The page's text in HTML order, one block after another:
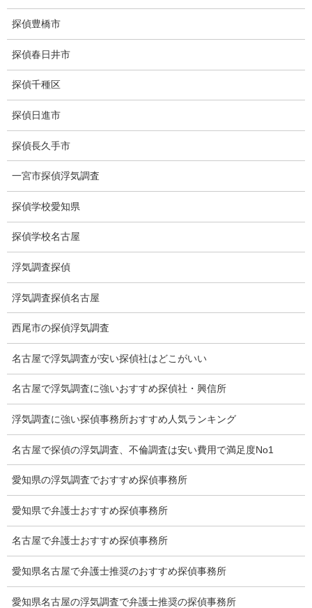
痴漢防止対策調査
下着窃盗犯防止対策調査
猫犬の捜索
所在調査
身元調査
人探し
浮気調査特別プラン
ストーカー関連調査料金
所在調査 家出調査料金
猫の捜索調査料金
報告書サンプル
調査事例
お礼の言葉
Q&A
浮気証拠は何回必要か？
浮気調査時間
調査料金のご質問
調査員の人数（浮気調査）
探偵豊橋市
探偵春日井市
探偵千種区
探偵日進市
探偵長久手市
一宮市探偵浮気調査
探偵学校愛知県
探偵学校名古屋
浮気調査探偵
浮気調査探偵名古屋
西尾市の探偵浮気調査
名古屋で浮気調査が安い探偵社はどこがいい
名古屋で浮気調査に強いおすすめ探偵社・興信所
浮気調査に強い探偵事務所おすすめ人気ランキング
名古屋で探偵の浮気調査、不倫調査は安い費用で満足度No1
愛知県の浮気調査でおすすめ探偵事務所
愛知県で弁護士おすすめ探偵事務所
名古屋で弁護士おすすめ探偵事務所
愛知県名古屋で弁護士推奨のおすすめ探偵事務所
愛知県名古屋の浮気調査で弁護士推奨の探偵事務所